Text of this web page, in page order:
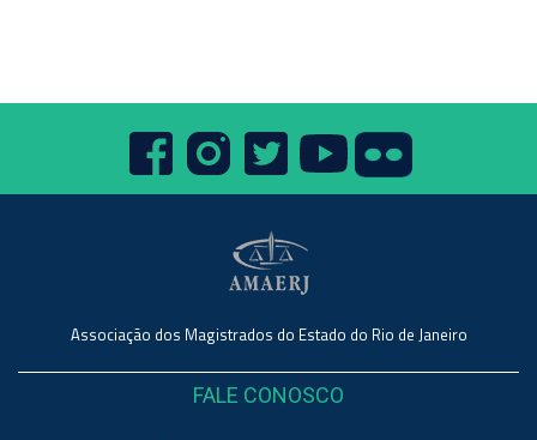
Associação dos Magistrados do Estado do Rio de Janeiro
FALE CONOSCO